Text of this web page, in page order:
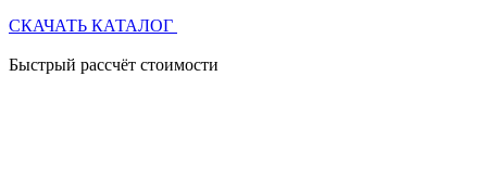
СКАЧАТЬ КАТАЛОГ
Быстрый рассчёт стоимости